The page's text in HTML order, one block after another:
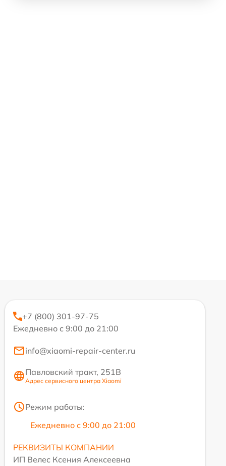
+7 (800) 301-97-75
Ежедневно с 9:00 до 21:00
info@xiaomi-repair-center.ru
Павловский тракт, 251В
Адрес сервисного центра Xiaomi
Режим работы:
Ежедневно с 9:00 до 21:00
РЕКВИЗИТЫ КОМПАНИИ
ИП Велес Ксения Алексеевна